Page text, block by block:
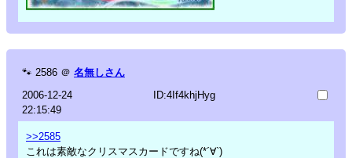
🐾 2586 ＠ 名無しさん
2006-12-24
22:15:49
ID:4If4khjHyg
>>2585
これは素敵なクリスマスカードですね(*´∀`)